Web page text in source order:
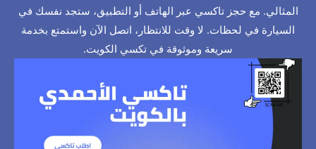
المثالي. مع حجز تاكسي عبر الهاتف أو التطبيق، ستجد نفسك في
السيارة في لحظات. لا وقت للانتظار، اتصل الآن واستمتع بخدمة
سريعة وموثوقة في تكسي الكويت.